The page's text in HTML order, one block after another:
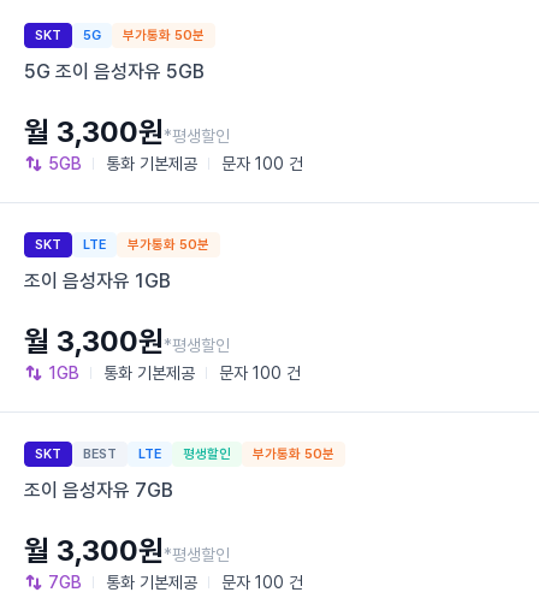
SKT 5G 부가통화 50분
5G 조이 음성자유 5GB
5GB 통화 기본제공 문자 100 건
월 3,300원*평생할인
SKT LTE 부가통화 50분
조이 음성자유 1GB
1GB 통화 기본제공 문자 100 건
월 3,300원*평생할인
SKT BEST LTE 평생할인 부가통화 50분
조이 음성자유 7GB
7GB 통화 기본제공 문자 100 건
월 3,300원*평생할인